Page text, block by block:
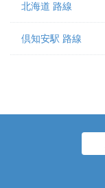
北海道 路線
倶知安駅 路線